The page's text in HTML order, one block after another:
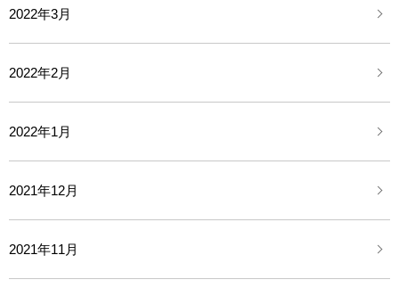
2022年3月
2022年2月
2022年1月
2021年12月
2021年11月